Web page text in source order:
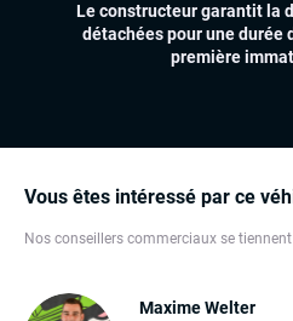
Vous êtes intéressé par ce
Nos conseillers commerciaux se
Maxime Welter
Sièges chauffants
Volant multifonctions
embarqué)
Ordinateur de bord
Téléphone Bluetooth
Anti-brouillards
Le constructeur garantit la
détachées pour une durée
première